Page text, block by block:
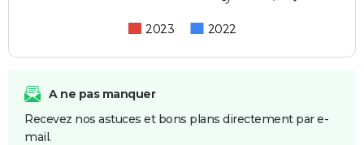
2023 2022
A ne pas manquer
Recevez nos astuces et bons plans directement par e-
mail.